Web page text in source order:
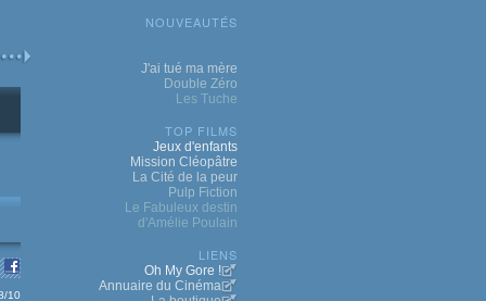
10
NOUVEAUTÉS
J'ai tué ma mère
Double Zéro
Les Tuche
TOP FILMS
Jeux d'enfants
Mission Cléopâtre
La Cité de la peur
Pulp Fiction
Le Fabuleux destin
d'Amélie Poulain
LIENS
Oh My Gore !
Annuaire du Cinéma